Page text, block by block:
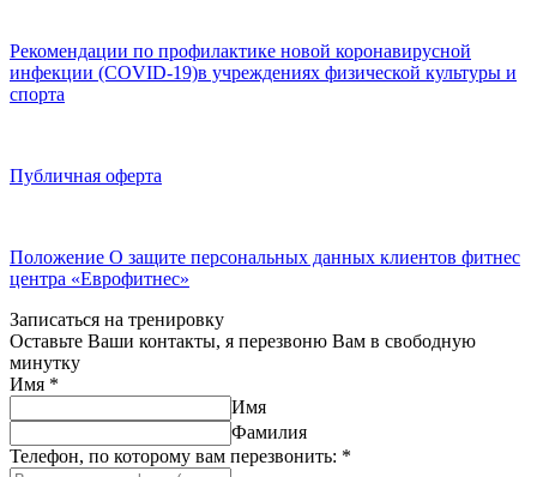
Рекомендации по профилактике новой коронавирусной
инфекции (COVID-19)в учреждениях физической культуры и
спорта
Публичная оферта
Положение О защите персональных данных клиентов фитнес
центра «Еврофитнес»
Записаться на тренировку
Оставьте Ваши контакты, я перезвоню Вам в свободную
минутку
Имя *
Имя
Фамилия
Телефон, по которому вам перезвонить: *